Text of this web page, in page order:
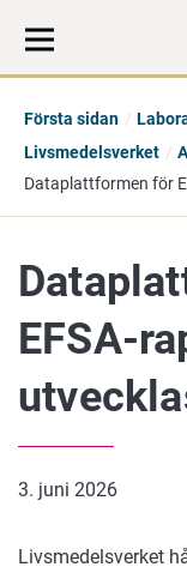
Första sidan
Livsmedelsverket
Dataplattformen för
EFSA-
3. juni 2026
Livsmedelsverket